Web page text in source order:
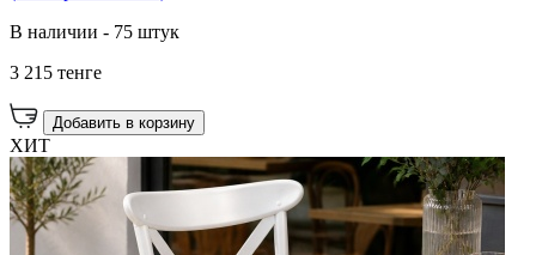
В наличии - 75 штук
3 215 тенге
Добавить в корзину
ХИТ